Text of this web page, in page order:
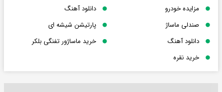
مزایده خودرو
دانلود آهنگ
صندلی ماساژ
پارتیشن شیشه ای
دانلود آهنگ
خرید ماساژور تفنگی بلکر
خرید نقره